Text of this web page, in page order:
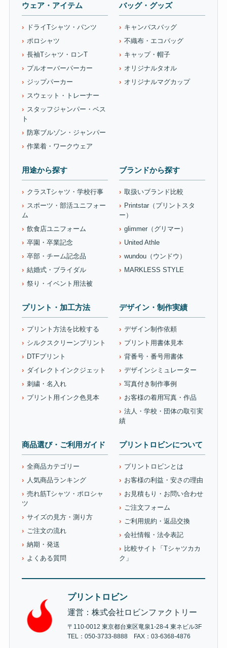
ウェア・アイテム
ドライTシャツ・パンツ
ポロシャツ
長袖Tシャツ・ロンT
プルオーバーパーカー
ジップパーカー
スウェット・トレーナー
スタッフジャンパー・ベス
ト
防寒ブルゾン・ジャンパー
作業着・ワークウェア
バッグ・グッズ
キャンバスバッグ
不織布・エコバッグ
キャップ・帽子
オリジナルタオル
オリジナルマグカップ
用途から探す
クラスTシャツ・学校行事
スポーツ・部活ユニフォー
ム
飲食店ユニフォーム
卒園・卒業記念
卒部・チーム記念品
結婚式・ブライダル
祭り・イベント用法被
ブランドから探す
取扱いブランド比較
Printstar（プリントスタ
ー）
glimmer（グリマー）
United Athle
wundou（ウンドウ）
MARKLESS STYLE
プリント・加工方法
プリント方法を比較する
シルクスクリーンプリント
DTFプリント
ダイレクトインクジェット
刺繍・名入れ
プリント用インク色見本
デザイン・制作実績
デザイン制作依頼
プリント用書体見本
背番号・番号用書体
デザインシミュレーター
写真付き制作事例
お客様の着用写真・作品
法人・学校・団体の取引実
績
商品選び・ご利用ガイド
全商品カテゴリー
人気商品ランキング
売れ筋Tシャツ・ポロシャ
ツ
サイズの見方・測り方
ご注文の流れ
納期・発送
よくある質問
プリントロビンについて
プリントロビンとは
お客様の利益・安さの理由
お見積もり・お問い合わせ
ご注文フォーム
ご利用規約・返品交換
会社情報・法令表記
比較サイト「Tシャツカカ
ク」
プリントロビン
運営：株式会社ロビンファクトリー
〒110-0012 東京都台東区竜泉1-28-4 東ネビル3F
TEL：050-3733-8888 FAX：03-6368-4876